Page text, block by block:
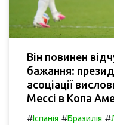
Він повинен
бажання:
асоціації
Мессі в Копа
#Іспанія #Бразилія #